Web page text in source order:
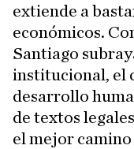
extiende a
económicos.
Santiago
institucional, el
desarrollo
de textos
el mejor